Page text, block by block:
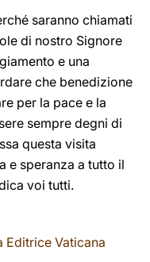
saranno chiamati
di nostro Signore
e una
che benedizione
per la pace e la
sempre degni di
questa visita
e speranza a tutto il
voi tutti.
Vaticana